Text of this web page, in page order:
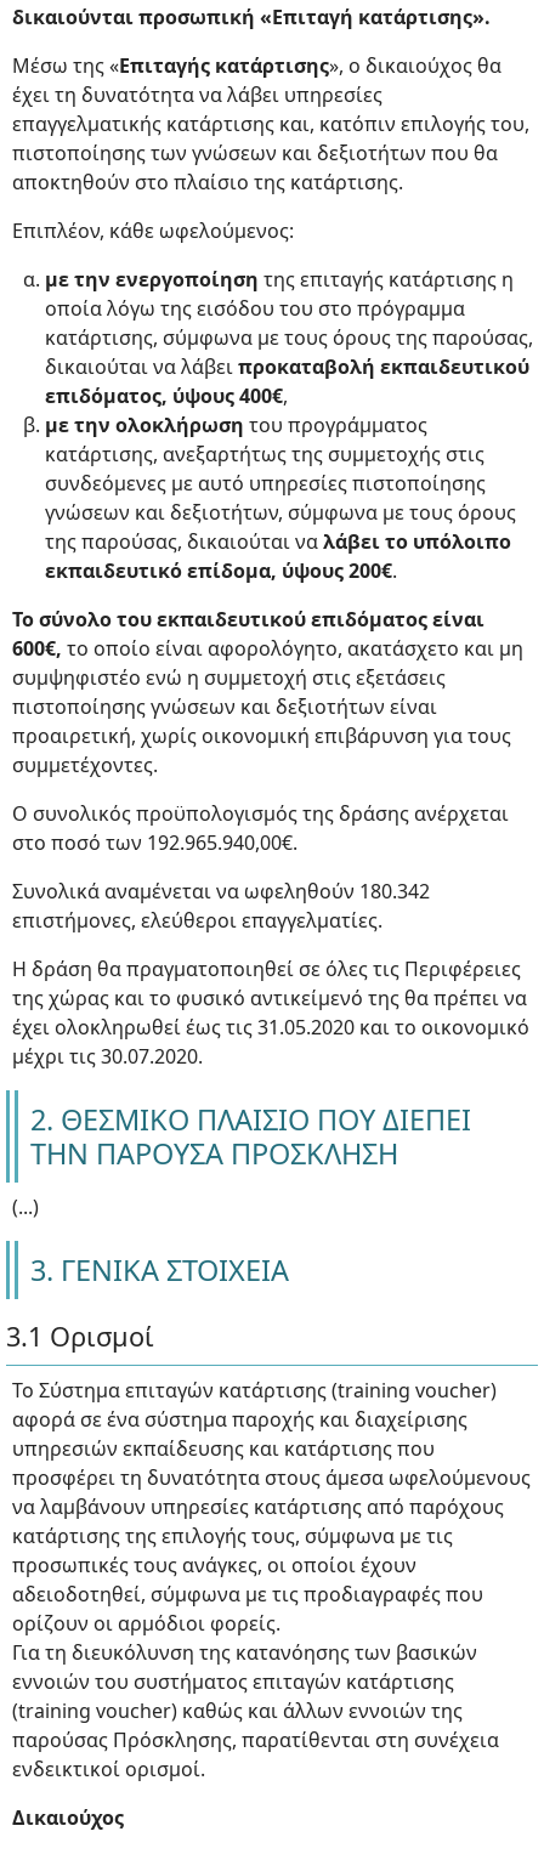
δικαιούνται προσωπική «Επιταγή κατάρτισης».
Μέσω της «Επιταγής κατάρτισης», ο δικαιούχος θα
έχει τη δυνατότητα να λάβει υπηρεσίες
επαγγελματικής κατάρτισης και, κατόπιν επιλογής του,
πιστοποίησης των γνώσεων και δεξιοτήτων που θα
αποκτηθούν στο πλαίσιο της κατάρτισης.
Επιπλέον, κάθε ωφελούμενος:
με την ενεργοποίηση της επιταγής κατάρτισης η
οποία λόγω της εισόδου του στο πρόγραμμα
κατάρτισης, σύμφωνα με τους όρους της παρούσας,
δικαιούται να λάβειπροκαταβολή εκπαιδευτικού
επιδόματος, ύψους 400€,
με την ολοκλήρωση του προγράμματος
κατάρτισης, ανεξαρτήτως της συμμετοχής στις
συνδεόμενες με αυτό υπηρεσίες πιστοποίησης
γνώσεων και δεξιοτήτων, σύμφωνα με τους όρους
της παρούσας, δικαιούται ναλάβει το υπόλοιπο
εκπαιδευτικό επίδομα, ύψους 200€.
Το σύνολο του εκπαιδευτικού επιδόματος είναι
600€, το οποίο είναι αφορολόγητο, ακατάσχετο και μη
συμψηφιστέο ενώ η συμμετοχή στις εξετάσεις
πιστοποίησης γνώσεων και δεξιοτήτων είναι
προαιρετική, χωρίς οικονομική επιβάρυνση για τους
συμμετέχοντες.
Ο συνολικός προϋπολογισμός της δράσης ανέρχεται
στο ποσό των 192.965.940,00€.
Συνολικά αναμένεται να ωφεληθούν 180.342
επιστήμονες, ελεύθεροι επαγγελματίες.
Η δράση θα πραγματοποιηθεί σε όλες τις Περιφέρειες
της χώρας και το φυσικό αντικείμενό της θα πρέπει να
έχει ολοκληρωθεί έως τις 31.05.2020 και το οικονομικό
μέχρι τις 30.07.2020.
2. ΘΕΣΜΙΚΟ ΠΛΑΙΣΙΟ ΠΟΥ ΔΙΕΠΕΙ
ΤΗΝ ΠΑΡΟΥΣΑ ΠΡΟΣΚΛΗΣΗ
(...)
3. ΓΕΝΙΚΑ ΣΤΟΙΧΕΙΑ
3.1 Ορισμοί
Το Σύστημα επιταγών κατάρτισης (training voucher)
αφορά σε ένα σύστημα παροχής και διαχείρισης
υπηρεσιών εκπαίδευσης και κατάρτισης που
προσφέρει τη δυνατότητα στους άμεσα ωφελούμενους
να λαμβάνουν υπηρεσίες κατάρτισης από παρόχους
κατάρτισης της επιλογής τους, σύμφωνα με τις
προσωπικές τους ανάγκες, οι οποίοι έχουν
αδειοδοτηθεί, σύμφωνα με τις προδιαγραφές που
ορίζουν οι αρμόδιοι φορείς.
Για τη διευκόλυνση της κατανόησης των βασικών
εννοιών του συστήματος επιταγών κατάρτισης
(training voucher) καθώς και άλλων εννοιών της
παρούσας Πρόσκλησης, παρατίθενται στη συνέχεια
ενδεικτικοί ορισμοί.
Δικαιούχος